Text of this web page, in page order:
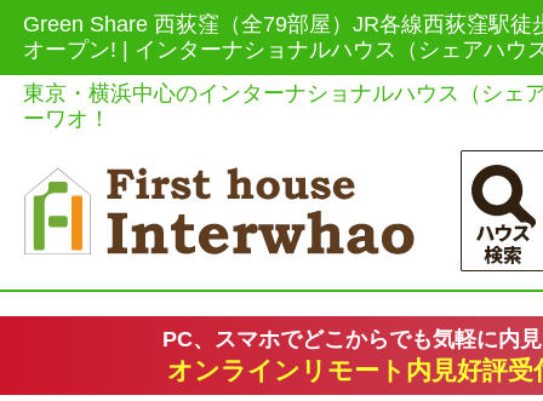
Green Share 西荻窪（全79部屋）JR各線西荻窪駅徒
オープン! | インターナショナルハウス（シェアハウ
東京・横浜中心のインターナショナルハウス（シェ
ーワオ！
PC、スマホでどこからでも気軽に内
オンラインリモート内見好評受